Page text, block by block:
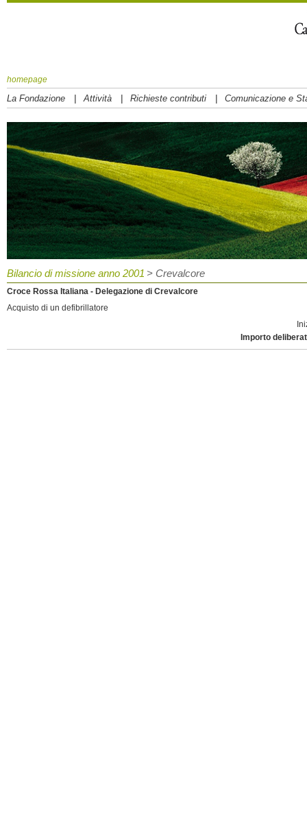
homepage
La Fondazione | Attività | Richieste contributi | Comunicazione e
Bilancio di missione anno 2001 > Crevalcore
Croce Rossa Italiana - Delegazione di Crevalcore
Acquisto di un defibrillatore
Importo